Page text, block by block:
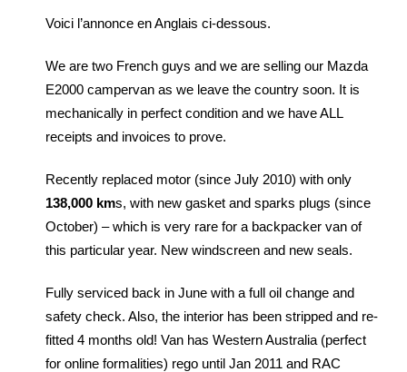
Voici l’annonce en Anglais ci-dessous.
We are two French guys and we are selling our Mazda
E2000 campervan as we leave the country soon. It is
mechanically in perfect condition and we have ALL
receipts and invoices to prove.
Recently replaced motor (since July 2010) with only
138,000 kms, with new gasket and sparks plugs (since
October) – which is very rare for a backpacker van of
this particular year. New windscreen and new seals.
Fully serviced back in June with a full oil change and
safety check. Also, the interior has been stripped and re-
fitted 4 months old! Van has Western Australia (perfect
for online formalities) rego until Jan 2011 and RAC